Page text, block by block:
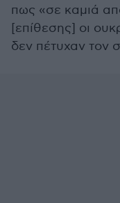
πως «σε καμιά
[επίθεσης] οι
δεν πέτυχαν τον